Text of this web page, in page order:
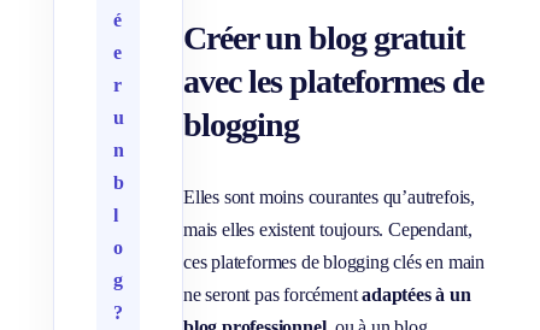
é
e
r
u
n
b
l
o
g
?
Créer un blog gratuit
avec les plateformes de
blogging
Elles sont moins courantes qu’autrefois,
mais elles existent toujours. Cependant,
ces plateformes de blogging clés en main
ne seront pas forcémentadaptées à un